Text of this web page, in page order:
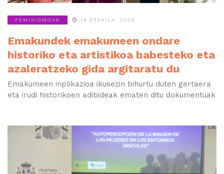
FEMINISMOAK 14 OTSAILA, 2025
Emakundek emakumeen ondare
historiko eta artistikoa babesteko eta
azaleratzeko gida argitaratu du
Emakumeen inplikazioa ikusezin bihurtu duten gertaera
eta irudi historikoen adibideak ematen ditu dokumentuak